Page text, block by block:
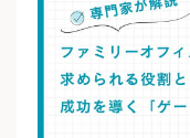
よくある質問